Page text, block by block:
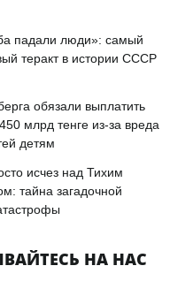
падали люди»: самый
теракт в истории СССР
обязали выплатить
млрд тенге из-за вреда
детям
исчез над Тихим
тайна загадочной
НА НАС